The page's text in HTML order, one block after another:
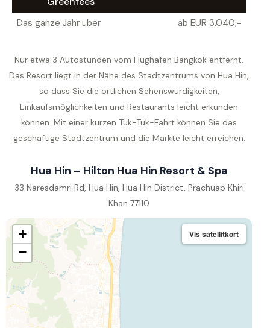
Das ganze Jahr über ab EUR 3.040,-
Nur etwa 3 Autostunden vom Flughafen Bangkok entfernt.
Das Resort liegt in der Nähe des Stadtzentrums von Hua Hin,
so dass Sie die örtlichen Sehenswürdigkeiten,
Einkaufsmöglichkeiten und Restaurants leicht erkunden
können. Mit einer kurzen Tuk-Tuk-Fahrt können Sie das
geschäftige Stadtzentrum und die Märkte leicht erreichen.
Hua Hin – Hilton Hua Hin Resort & Spa
33 Naresdamri Rd, Hua Hin, Hua Hin District, Prachuap Khiri
Khan 77110
+
−
Vis satellitkort